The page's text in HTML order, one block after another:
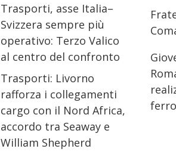
Trasporti, asse Italia–
Svizzera sempre più
operativo: Terzo Valico
al centro del confronto
Trasporti: Livorno
rafforza i collegamenti
cargo con il Nord Africa,
accordo tra Seaway e
William Shepherd